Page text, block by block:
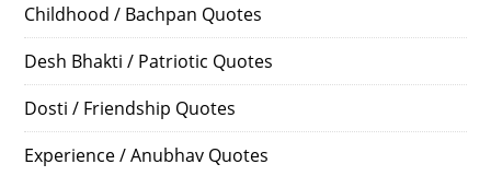
Childhood / Bachpan Quotes
Desh Bhakti / Patriotic Quotes
Dosti / Friendship Quotes
Experience / Anubhav Quotes